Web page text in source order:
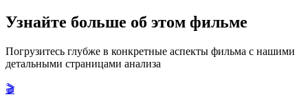
Узнайте больше об этом фильме
Погрузитесь глубже в конкретные аспекты фильма с нашими
детальными страницами анализа
🎬